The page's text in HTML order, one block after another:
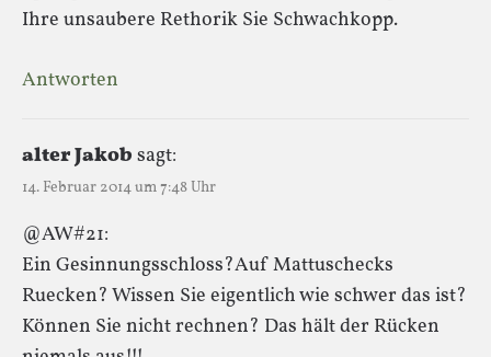
Ihre unsaubere Rethorik Sie Schwachkopp.
Antworten
alter Jakob sagt:
14. Februar 2014 um 7:48 Uhr
@AW#21:
Ein Gesinnungsschloss?Auf Mattuschecks
Ruecken? Wissen Sie eigentlich wie schwer das ist?
Können Sie nicht rechnen? Das hält der Rücken